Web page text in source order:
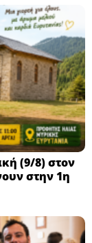
(9/8) στον
στην 1η